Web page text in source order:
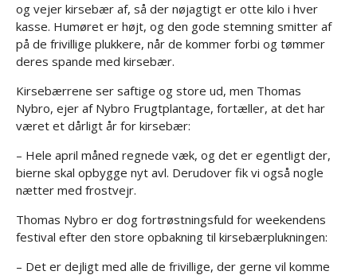
og vejer kirsebær af, så der nøjagtigt er otte kilo i hver
kasse. Humøret er højt, og den gode stemning smitter af
på de frivillige plukkere, når de kommer forbi og tømmer
deres spande med kirsebær.
Kirsebærrene ser saftige og store ud, men Thomas
Nybro, ejer af Nybro Frugtplantage, fortæller, at det har
været et dårligt år for kirsebær:
– Hele april måned regnede væk, og det er egentligt der,
bierne skal opbygge nyt avl. Derudover fik vi også nogle
nætter med frostvejr.
Thomas Nybro er dog fortrøstningsfuld for weekendens
festival efter den store opbakning til kirsebærplukningen:
– Det er dejligt med alle de frivillige, der gerne vil komme